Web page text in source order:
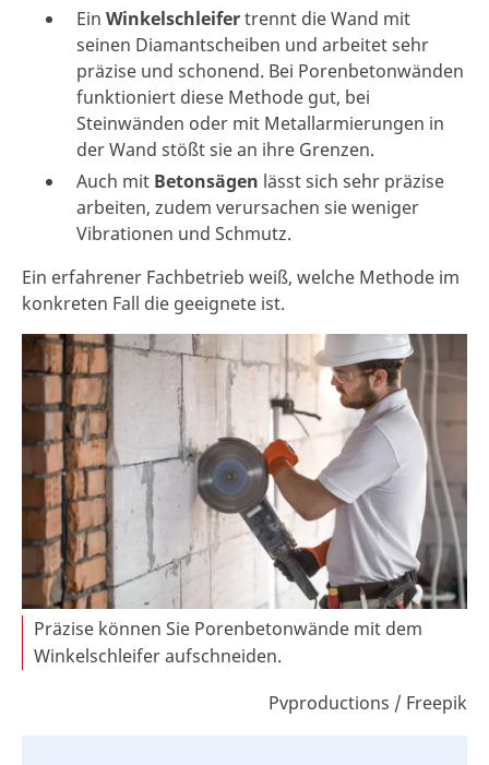
Ein Winkelschleifertrennt die Wand mit
seinen Diamantscheiben und arbeitet sehr
präzise und schonend. Bei Porenbetonwänden
funktioniert diese Methode gut, bei
Steinwänden oder mit Metallarmierungen in
der Wand stößt sie an ihre Grenzen.
Auch mit Betonsägen lässt sich sehr präzise
arbeiten, zudem verursachen sie weniger
Vibrationen und Schmutz.
Ein erfahrener Fachbetrieb weiß, welche Methode im
konkreten Fall die geeignete ist.
Präzise können Sie Porenbetonwände mit dem
Winkelschleifer aufschneiden.
Pvproductions / Freepik